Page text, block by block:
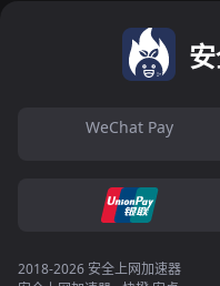
WeChat Pay
2018-2026 安全上网加速器